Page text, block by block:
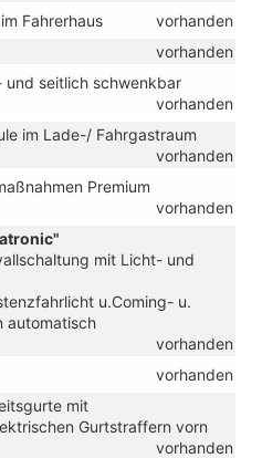
Fahrerhaus
vorhanden
vorhanden
und seitlich schwenkbar
vorhanden
im Lade-/ Fahrgastraum
vorhanden
Premium
vorhanden
mit Licht- und
u.Coming- u.
automatisch
vorhanden
vorhanden
mit
Gurtstraffern vorn
vorhanden